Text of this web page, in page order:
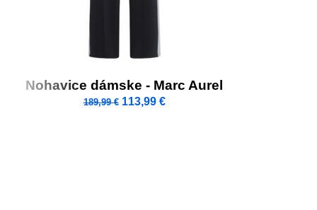
Nohavice dámske - Marc Aurel
189,99€ 113,99 €